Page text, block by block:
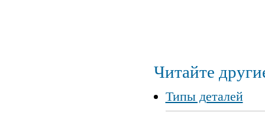
Читайте
Типы деталей